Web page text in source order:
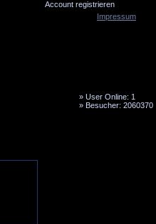
Account registrieren
» User Online: 1
» Besucher: 2060370
Impressum